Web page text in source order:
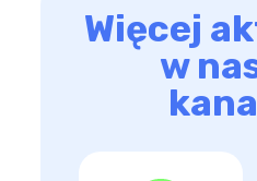
Więcej
w